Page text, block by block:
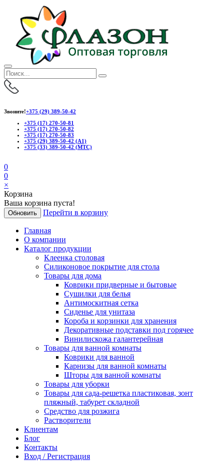
Звоните!+375 (29) 389-50-42
+375 (17) 270-50-81
+375 (17) 270-50-82
+375 (17) 270-50-83
+375 (29) 389-50-42 (А1)
+375 (33) 389-50-42 (МТС)
0
0
×
Корзина
Ваша корзина пуста!
Обновить Перейти в корзину
Главная
О компании
Каталог продукции
Клеенка столовая
Силиконовое покрытие для стола
Товары для дома
Коврики придверные и бытовые
Сушилки для белья
Антимоскитная сетка
Сиденье для унитаза
Короба и корзинки для хранения
Декоративные подставки под горячее
Винилискожа галантерейная
Товары для ванной комнаты
Коврики для ванной
Карнизы для ванной комнаты
Шторы для ванной комнаты
Товары для уборки
Товары для сада-решетка пластиковая, зонт
пляжный, табурет складной
Средство для розжига
Растворители
Клиентам
Блог
Контакты
Вход / Регистрация